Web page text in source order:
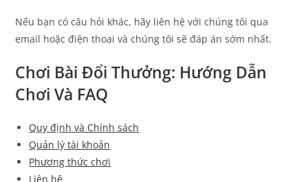
Nếu bạn có câu hỏi khác, hãy liên hệ với chúng tôi qua
email hoặc điện thoại và chúng tôi sẽ đáp án sớm nhất.
Chơi Bài Đổi Thưởng: Hướng Dẫn
Chơi Và FAQ
Quy định và Chính sách
Quản lý tài khoản
Phương thức chơi
Liên hệ